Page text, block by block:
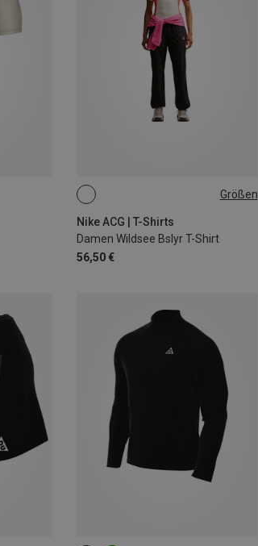
Größen
Nike ACG | T-Shirts
Damen Wildsee Bslyr T-Shirt
56,50 €
XS